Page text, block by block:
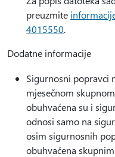
preuzmite
4015550.
Dodatne informacije
Sigurnosni popravci
mjesečnom
obuhvaćena su i
odnosi samo na
osim sigurnosnih
obuhvaćena